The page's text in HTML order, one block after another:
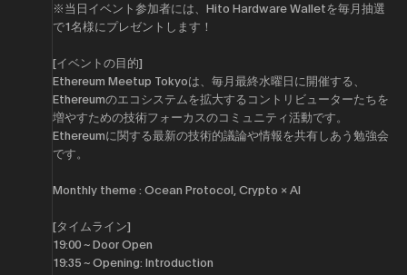
※当日イベント参加者には、Hito Hardware Walletを毎月抽選
で1名様にプレゼントします！
[イベントの目的]
Ethereum Meetup Tokyoは、毎月最終水曜日に開催する、
Ethereumのエコシステムを拡大するコントリビューターたちを
増やすための技術フォーカスのコミュニティ活動です。
Ethereumに関する最新の技術的議論や情報を共有しあう勉強会
です。
Monthly theme : Ocean Protocol, Crypto × AI
[タイムライン]
19:00 ~ Door Open
​19:35 ~ Opening: Introduction